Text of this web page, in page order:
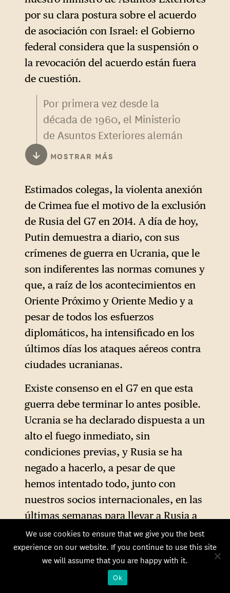
por su clara postura sobre el acuerdo
de asociación con Israel: el Gobierno
federal considera que la suspensión o
la revocación del acuerdo están fuera
de cuestión.
Por primera vez desde la
década de 1960, el Ministerio
de Asuntos Exteriores alemán
( Auswärtiges Amt
dirigido por un político del
mismo partido que el
canciller, en este caso Johann
Wadephul, demócrata
cristiano de Schleswig-
Holstein.
Si bien Merz destaca la
estrecha cooperación entre
ambos, la prensa alemana ha
señalado que Wadephul
calificóde «lamentables»los
ataques estadounidenses en
Irán, mientras que Merz los
acogió sin reservas.
↓ MOSTRAR MÁS
Estimados colegas, la violenta anexión
de Crimea fue el motivo de la exclusión
de Rusia del G7 en 2014. A día de hoy,
Putin demuestra a diario, con sus
crímenes de guerra en Ucrania, que le
son indiferentes las normas comunes y
que, a raíz de los acontecimientos en
Oriente Próximo y Oriente Medio y a
pesar de todos los esfuerzos
diplomáticos, ha intensificado en los
últimos días los ataques aéreos contra
ciudades ucranianas.
Existe consenso en el G7 en que esta
guerra debe terminar lo antes posible.
Ucrania se ha declarado dispuesta a un
alto el fuego inmediato, sin
condiciones previas, y Rusia se ha
negado a hacerlo, a pesar de que
hemos intentado todo, junto con
nuestros socios internacionales, en las
últimas semanas para llevar a Rusia a
la mesa de negociaciones.
Permítanme decir una vez más, para
todos aquellos que afirman que no se
han agotado los medios diplomáticos
We use cookies to ensure that we give you the best
experience on our website. If you continue to use this site
we will assume that you are happy with it.
Ok